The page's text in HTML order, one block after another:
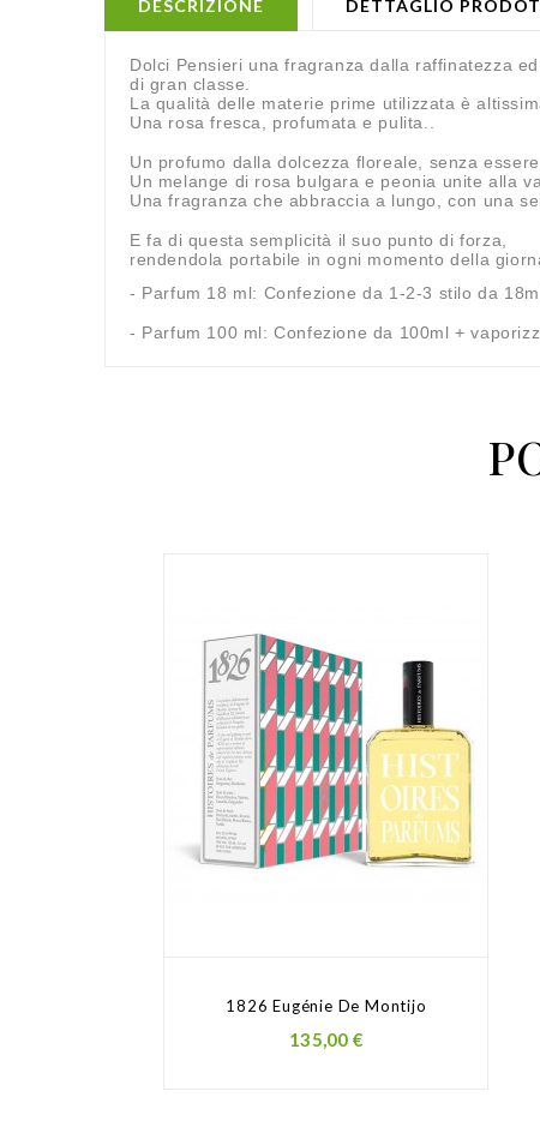
DESCRIZIONE DETTAGLIO
Dolci Pensieri una fragranza dalla raffinatezza ed
di gran classe.
La qualità delle materie prime utilizzata è
Una rosa fresca, profumata e pulita..
Un profumo dalla dolcezza floreale, senza
Un melange di rosa bulgara e peonia unite alla
Una fragranza che abbraccia a lungo, con una
E fa di questa semplicità il suo punto di forza,
rendendola portabile in ogni momento della
- Parfum 18 ml: Confezione da 1-2-3 stilo da
- Parfum 100 ml: Confezione da 100ml +
1826 Eugénie De Montijo
Prezzo
135,00 €